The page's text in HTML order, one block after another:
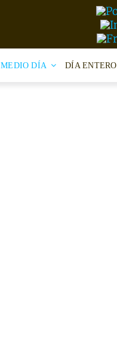
MEDIO DÍA DÍA ENTERO